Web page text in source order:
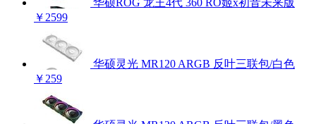
￥2599
华硕灵光 MR120 ARGB 反叶三联包/白色
￥259